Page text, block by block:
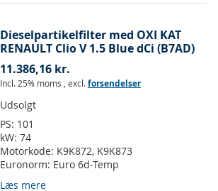
Dieselpartikelfilter med OXI KAT
RENAULT Clio V 1.5 Blue dCi (B7AD)
11.386,16 kr.
Incl. 25% moms , excl.forsendelser
Udsolgt
PS: 101
kW: 74
Motorkode: K9K872, K9K873
Euronorm: Euro 6d-Temp
Læs mere